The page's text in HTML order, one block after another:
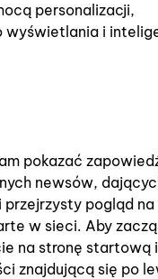
personalizacji,
wyświetlania i
pokazać
newsów,
przejrzysty pogląd na
w sieci. Aby
na stronę startową
znajdującą się po